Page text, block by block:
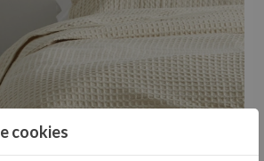
COJÍN
COJÍN 50/50
COJÍN TEJIDO
COJÍN ESTAMPADO
PLAIDS Y MANTITAS
MULTIUSOS
PLAIDS
MANTITAS
CUBRECANAPÉ
CON VELCRO
cookies